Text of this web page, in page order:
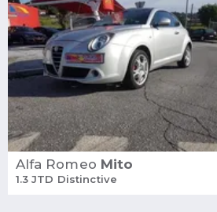
Alfa Romeo Mito
1.3 JTD Distinctive